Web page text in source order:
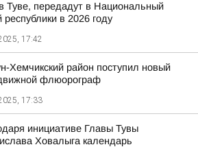
Туве, передадут в Национальный
республики в 2026 году
17:42
Хемчикский район поступил новый
флюорограф
17:33
инициативе Главы Тувы
Ховалыга календарь